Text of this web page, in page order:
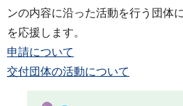
ンの内容に沿った活動を行う団体
を応援します。
申請について
交付団体の活動について